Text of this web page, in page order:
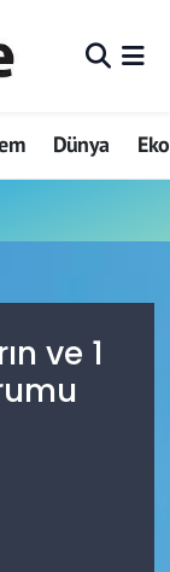
Dünya
ve 1